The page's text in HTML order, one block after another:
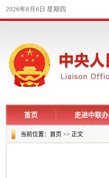
首页 走进中联办
当前位置：首页>> 正文